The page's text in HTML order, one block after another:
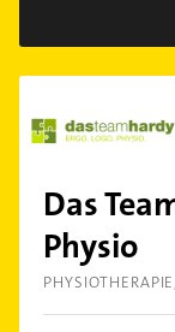
Das
Physio
PHYSIOTHERAPIE